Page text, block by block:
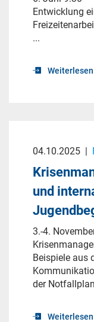
Entwicklung
...
Weiterlesen
04.10.2025 |
und
3.-4.
Beispiele aus
der
Weiterlesen